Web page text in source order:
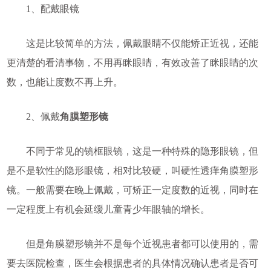
1、配戴眼镜
这是比较简单的方法，佩戴眼睛不仅能矫正近视，还能
更清楚的看清事物，不用再眯眼睛，有效改善了眯眼睛的次
数，也能让度数不再上升。
2、佩戴角膜塑形镜
不同于常见的镜框眼镜，这是一种特殊的隐形眼镜，但
是不是软性的隐形眼镜，相对比较硬，叫硬性透痒角膜塑形
镜。一般需要在晚上佩戴，可矫正一定度数的近视，同时在
一定程度上有机会延缓儿童青少年眼轴的增长。
但是角膜塑形镜并不是每个近视患者都可以使用的，需
要去医院检查，医生会根据患者的具体情况确认患者是否可